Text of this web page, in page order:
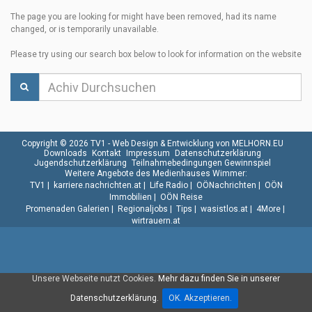
The page you are looking for might have been removed, had its name
changed, or is temporarily unavailable.
Please try using our search box below to look for information on the website
Unsere Webseite nutzt Cookies. Mehr dazu finden Sie in unserer
Datenschutzerklärung.
OK. Akzeptieren.
Copyright © 2026 TV1 - Web Design & Entwicklung von MELHORN.EU
Downloads
Kontakt Impressum
Datenschutzerklärung
Jugendschutzerklärung Teilnahmebedingungen Gewinnspiel
Weitere Angebote des Medienhauses Wimmer:
TV1
karriere.nachrichten.at| Life Radio| OÖNachrichten
OÖN
Immobilien
OÖN Reise
Promenaden Galerien
Regionaljobs Tips wasistlos.at| 4More|
wirtrauern.at